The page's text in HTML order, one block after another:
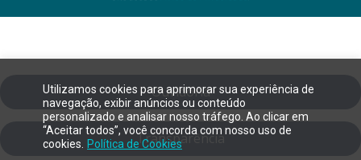
Utilizamos cookies para aprimorar sua experiência de
navegação, exibir anúncios ou conteúdo
personalizado e analisar nosso tráfego. Ao clicar em
“Aceitar todos”, você concorda com nosso uso de
cookies.
Política de Cookies
Ouvidoria
Transparência